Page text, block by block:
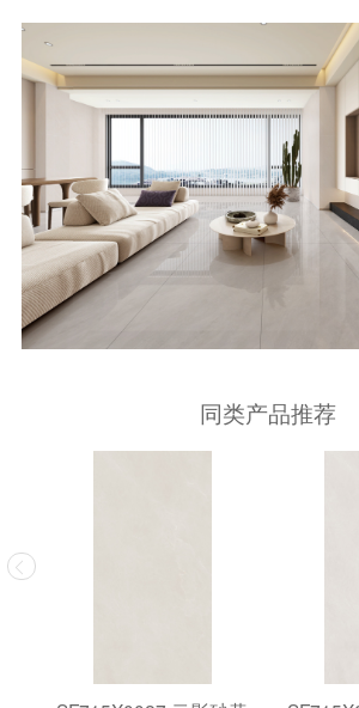
同类产品推荐